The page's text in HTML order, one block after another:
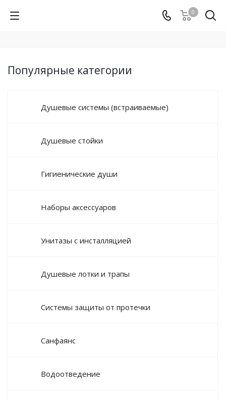
0
Популярные категории
Душевые системы (встраиваемые)
Душевые стойки
Гигиенические души
Наборы аксессуаров
Унитазы с инсталляцией
Душевые лотки и трапы
Системы защиты от протечки
Санфаянс
Водоотведение